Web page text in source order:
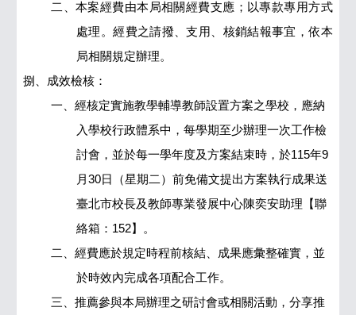
二、本案經費由本局相關經費支應；以專款專用方式
處理。經費之請撥、支用、核銷結報事宜，依本
局相關規定辦理。
捌、成效檢核：
一、經核定實施教學輔導教師設置方案之學校，應納
入學校行政體系中，每學期至少辦理一次工作檢
討會，並於每一學年度及方案結束時，於115年9
月30日（星期二）前免備文提出方案執行成果送
臺北市校長及教師專業發展中心陳奕安助理【聯
絡箱：152】。
二、經費應於規定時程前核結、成果應彙整確實，並
於時效內完成各項配合工作。
三、推薦參與本局辦理之研討會或相關活動，分享推